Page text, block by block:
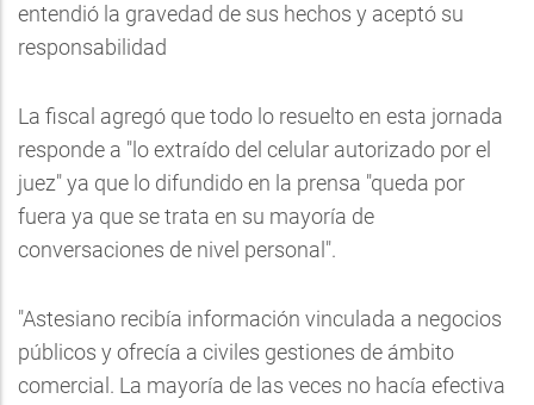
entendió la gravedad de sus hechos y aceptó su
responsabilidad
La fiscal agregó que todo lo resuelto en esta jornada
responde a "lo extraído del celular autorizado por el
juez" ya que lo difundido en la prensa "queda por
fuera ya que se trata en su mayoría de
conversaciones de nivel personal".
"Astesiano recibía información vinculada a negocios
públicos y ofrecía a civiles gestiones de ámbito
comercial. La mayoría de las veces no hacía efectiva